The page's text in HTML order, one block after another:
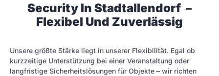
Security In Stadtallendorf –
Flexibel Und Zuverlässig
Unsere größte Stärke liegt in unserer Flexibilität. Egal ob
kurzzeitige Unterstützung bei einer Veranstaltung oder
langfristige Sicherheitslösungen für Objekte – wir richten